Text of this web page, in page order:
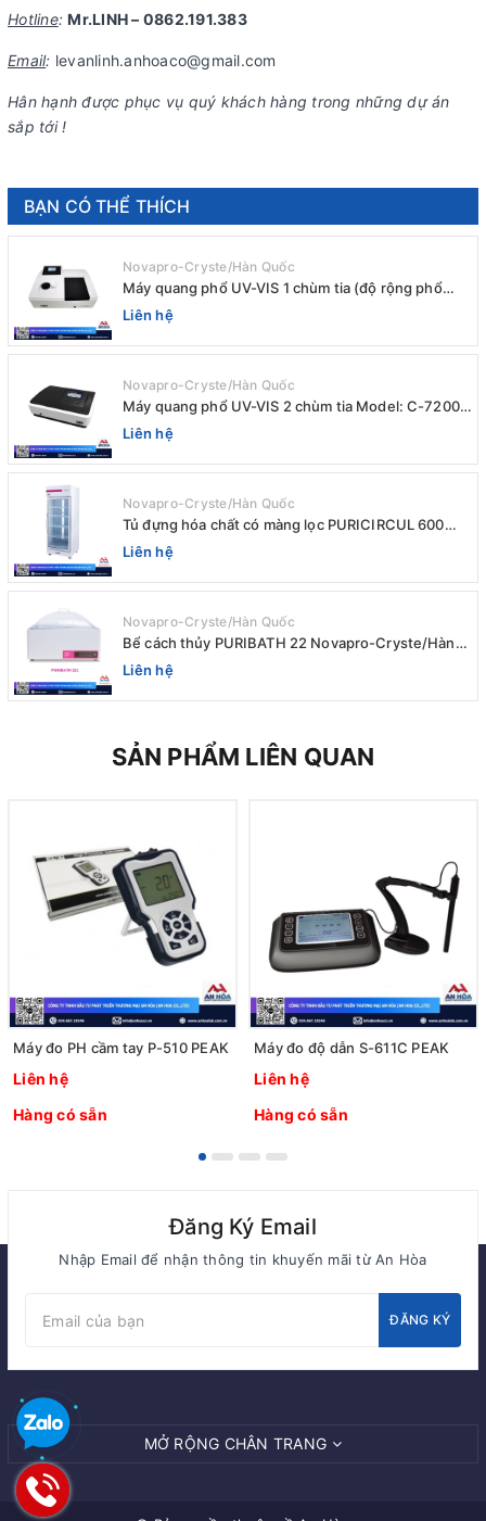
Hotline: Mr.LINH – 0862.191.383
Email: levanlinh.anhoaco@gmail.com
Hân hạnh được phục vụ quý khách hàng trong những dự án
sắp tới !
BẠN CÓ THỂ THÍCH
Novapro-Cryste/Hàn Quốc
Máy quang phổ UV-VIS 1 chùm tia (độ rộng phổ
4nm) E-1000UV / Peak
Liên hệ
Novapro-Cryste/Hàn Quốc
Máy quang phổ UV-VIS 2 chùm tia Model: C-7200 /
Peak
Liên hệ
Novapro-Cryste/Hàn Quốc
Tủ đựng hóa chất có màng lọc PURICIRCUL 600
AIRTIGHT Novapro-Cryste/Hàn Quốc
Liên hệ
Novapro-Cryste/Hàn Quốc
Bể cách thủy PURIBATH 22 Novapro-Cryste/Hàn
Quốc
Liên hệ
SẢN PHẨM LIÊN QUAN
Máy đo PH cầm tay P-510 PEAK
Liên hệ
Hàng có sẵn
Máy đo độ dẫn S-611C PEAK
Liên hệ
Hàng có sẵn
Đăng Ký Email
Nhập Email để nhận thông tin khuyến mãi từ An Hòa
ĐĂNG KÝ
MỞ RỘNG CHÂN TRANG